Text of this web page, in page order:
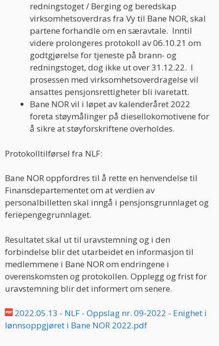
redningstoget / Berging og beredskap
virksomhetsoverdras fra Vy til Bane NOR, skal
partene forhandle om en særavtale. Inntil
videre prolongeres protokoll av 06.10.21 om
godtgjørelse for tjeneste på brann- og
redningstoget, dog ikke ut over 31.12.22. I
prosessen med virksomhetsoverdragelse vil
ansattes pensjonsrettigheter bli ivaretatt.
Bane NOR vil i løpet av kalenderåret 2022
foreta støymålinger på diesellokomotivene for
å sikre at støyforskriftene overholdes.
Protokolltilførsel fra NLF:
Bane NOR oppfordres til å rette en henvendelse til
Finansdepartementet om at verdien av
personalbilletten skal inngå i pensjonsgrunnlaget og
feriepengegrunnlaget.
Resultatet skal ut til uravstemning og i den
forbindelse blir det utarbeidet en informasjon til
medlemmene i Bane NOR om endringene i
overenskomsten og protokollen. Opplegg og frist for
uravstemning blir det informert om senere.
2022.05.13 - NLF - Oppslag nr. 09-2022 - Enighet i
lønnsoppgjøret i Bane NOR 2022.pdf